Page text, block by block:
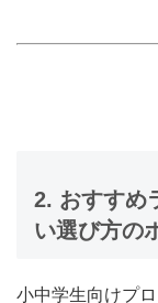
2. おすすめ
い選び方の
小中学生向けプ